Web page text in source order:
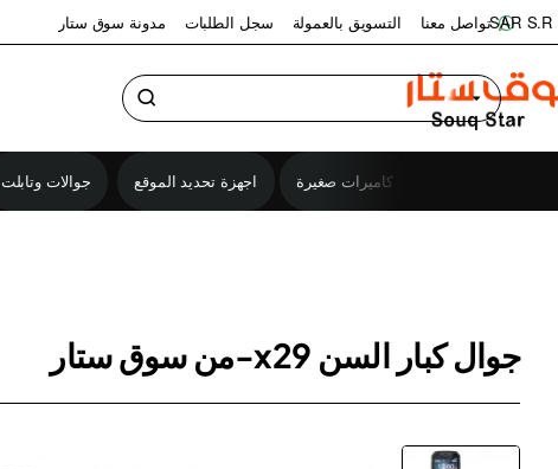
تواصل معنا التسويق بالعمولة سجل الطلبات مدونة سوق ستار S.R
SAR
كاميرات صغيرة اجهزة تحديد الموقع جوالات وتابلت
جوال كبار السن x29-من سوق ستار